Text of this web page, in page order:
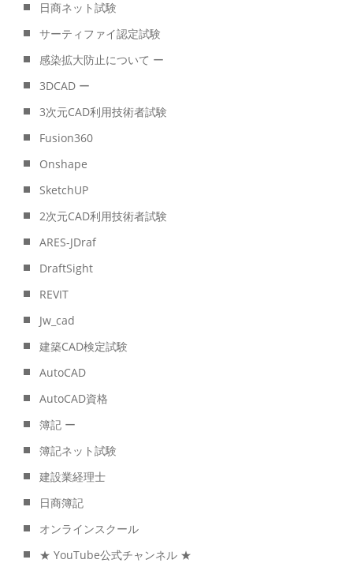
日商ネット試験
サーティファイ認定試験
感染拡大防止について ー
3DCAD ー
3次元CAD利用技術者試験
Fusion360
Onshape
SketchUP
2次元CAD利用技術者試験
ARES-JDraf
DraftSight
REVIT
Jw_cad
建築CAD検定試験
AutoCAD
AutoCAD資格
簿記 ー
簿記ネット試験
建設業経理士
日商簿記
オンラインスクール
★ YouTube公式チャンネル ★